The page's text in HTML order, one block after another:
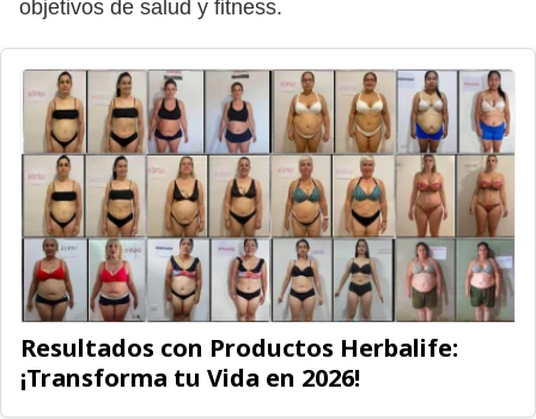
objetivos de salud y fitness.
Resultados con Productos Herbalife:
¡Transforma tu Vida en 2026!